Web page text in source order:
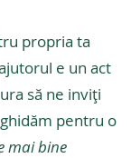
propria ta
e un act
să ne inviți
pentru o
mai bine